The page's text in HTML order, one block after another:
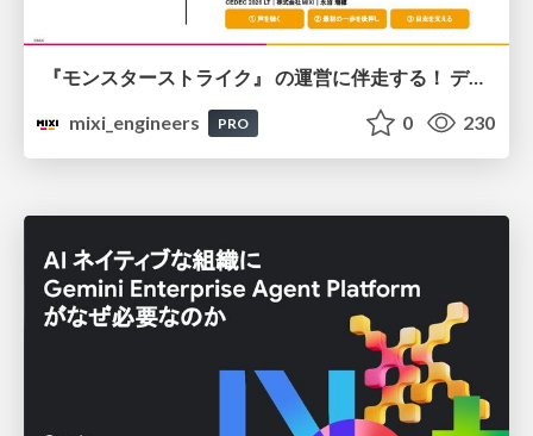
『モンスターストライク』 の運営に伴走する！ データ民主化への 解析グループの3つのアプローチ
mixi_engineers
PRO 0 230